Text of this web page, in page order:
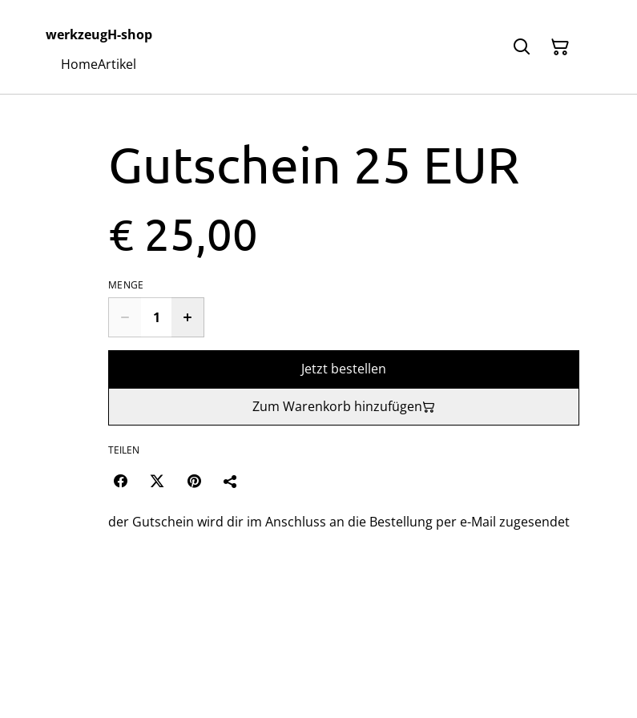
werkzeugH-shop
HomeArtikel
Gutschein 25 EUR
€ 25,00
MENGE
Jetzt bestellen
Zum Warenkorb hinzufügen
TEILEN
der Gutschein wird dir im Anschluss an die Bestellung per e-Mail zugesendet